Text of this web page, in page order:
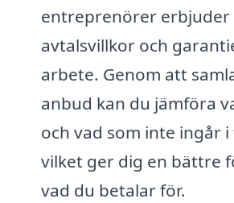
entreprenörer erbjuder
avtalsvillkor och
arbete. Genom att
anbud kan du jämföra
och vad som inte ingår
vilket ger dig en bättre
vad du betalar för.